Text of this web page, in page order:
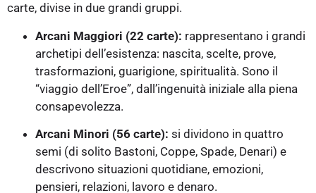
carte, divise in due grandi gruppi.
Arcani Maggiori (22 carte): rappresentano i grandi
archetipi dell’esistenza: nascita, scelte, prove,
trasformazioni, guarigione, spiritualità. Sono il
“viaggio dell’Eroe”, dall’ingenuità iniziale alla piena
consapevolezza.
Arcani Minori (56 carte): si dividono in quattro
semi (di solito Bastoni, Coppe, Spade, Denari) e
descrivono situazioni quotidiane, emozioni,
pensieri, relazioni, lavoro e denaro.